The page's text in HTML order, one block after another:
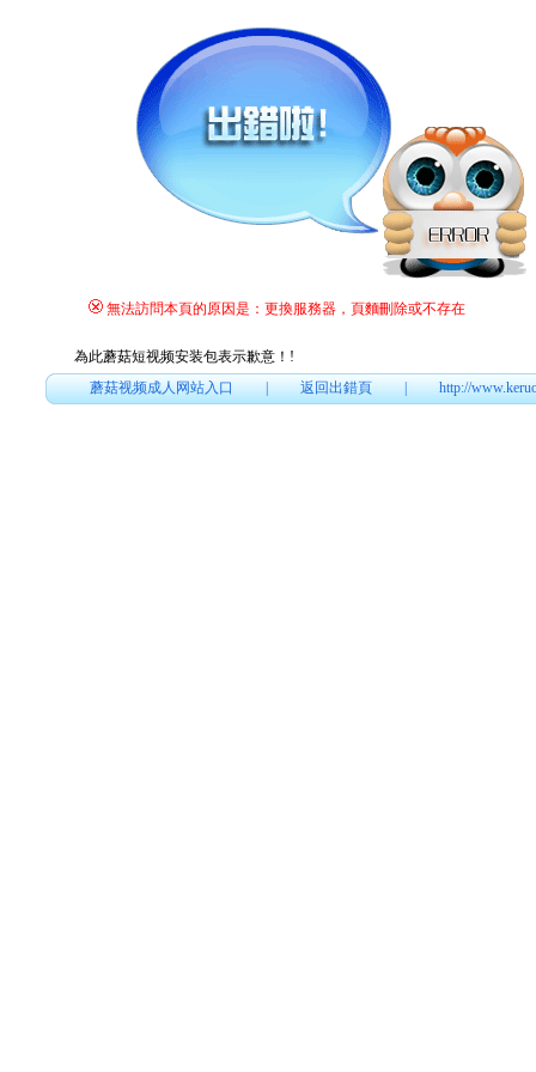
無法訪問本頁的原因是：更換服務器，頁麵刪除或不存在
為此蘑菇短视频安装包表示歉意！ !
蘑菇视频成人网站入口|返回出錯頁|http://